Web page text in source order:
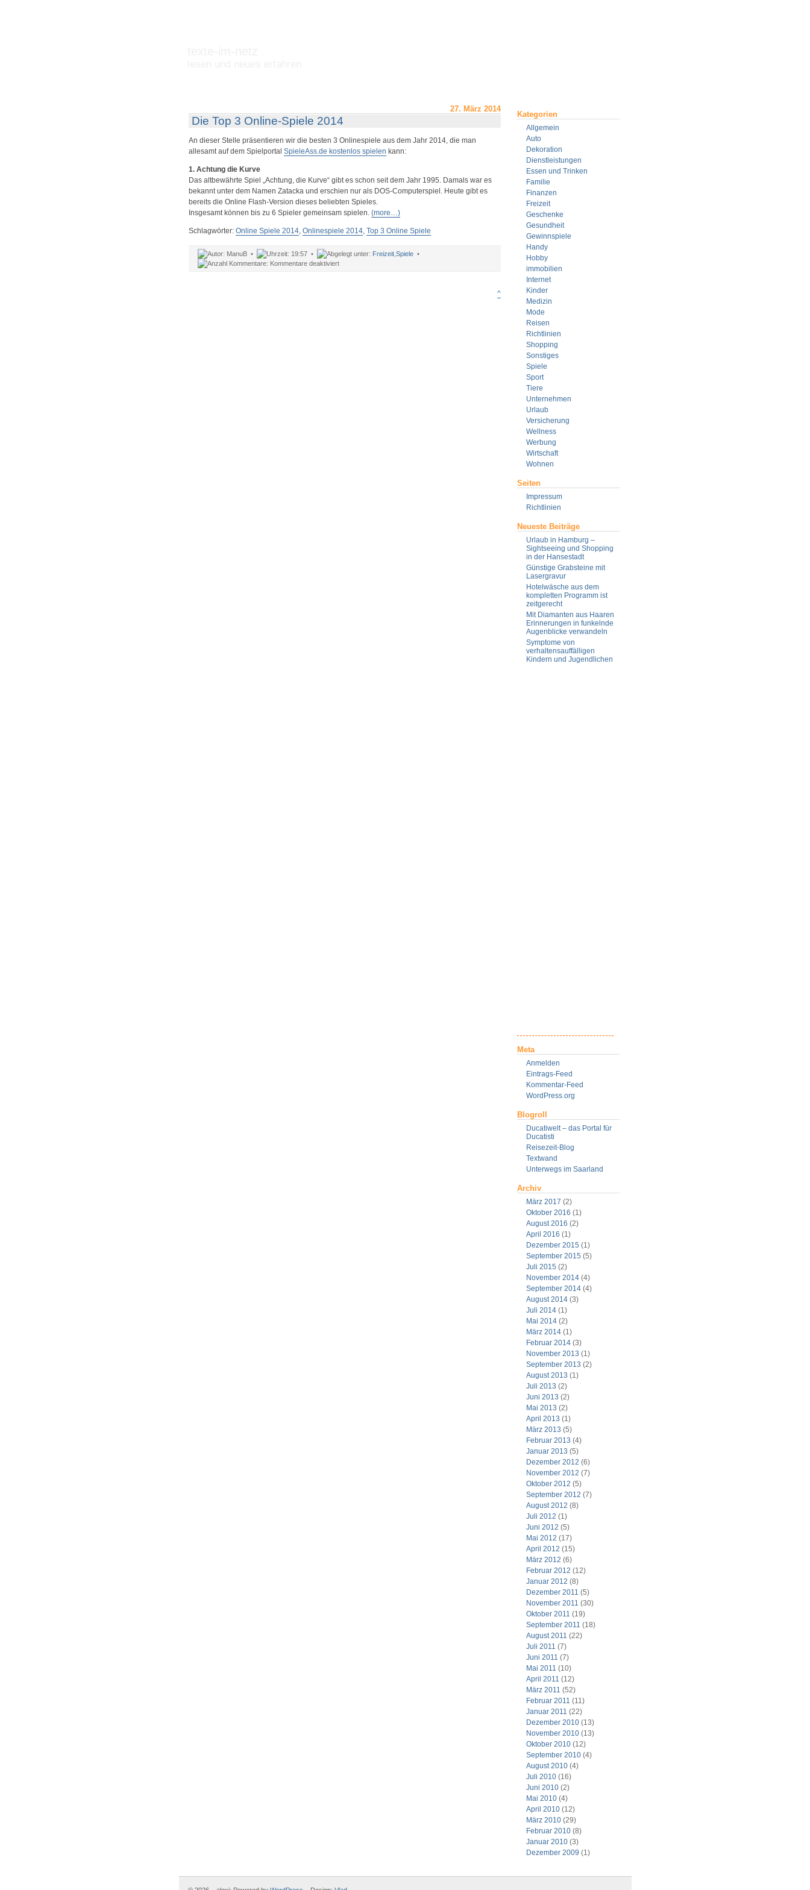
Kategorien
Allgemein
Auto
Dekoration
Dienstleistungen
Essen und Trinken
Familie
Finanzen
Freizeit
Geschenke
Gesundheit
Gewinnspiele
Handy
Hobby
immobilien
Internet
Kinder
Medizin
Mode
Reisen
Richtlinien
Shopping
Sonstiges
Spiele
Sport
Tiere
Unternehmen
Urlaub
Versicherung
Wellness
Werbung
Wirtschaft
Wohnen
Seiten
Impressum
Richtlinien
Neueste Beiträge
Urlaub in Hamburg –
Sightseeing und Shopping
in der Hansestadt
Günstige Grabsteine mit
Lasergravur
Hotelwäsche aus dem
kompletten Programm ist
zeitgerecht
Mit Diamanten aus Haaren
Erinnerungen in funkelnde
Augenblicke verwandeln
Symptome von
verhaltensauffälligen
Kindern und Jugendlichen
Meta
Anmelden
Eintrags-Feed
Kommentar-Feed
WordPress.org
Blogroll
Ducatiwelt – das Portal für
Ducatisti
Reisezeit-Blog
Textwand
Unterwegs im Saarland
Archiv
März 2017 (2)
Oktober 2016 (1)
August 2016 (2)
April 2016 (1)
Dezember 2015 (1)
September 2015 (5)
Juli 2015 (2)
November 2014(4)
September 2014(4)
August 2014(3)
Juli 2014(1)
Mai 2014(2)
März 2014(1)
Februar 2014(3)
November 2013 (1)
September 2013 (2)
August 2013 (1)
Juli 2013 (2)
Juni 2013 (2)
Mai 2013 (2)
April 2013 (1)
März 2013 (5)
Februar 2013 (4)
Januar 2013 (5)
Dezember 2012 (6)
November 2012 (7)
Oktober 2012 (5)
September 2012 (7)
August 2012 (8)
Juli 2012 (1)
Juni 2012 (5)
Mai 2012 (17)
April 2012 (15)
März 2012 (6)
Februar 2012 (12)
Januar 2012 (8)
Dezember 2011 (5)
November 2011 (30)
Oktober 2011 (19)
September 2011 (18)
August 2011 (22)
Juli 2011 (7)
Juni 2011 (7)
Mai 2011 (10)
April 2011 (12)
März 2011 (52)
Februar 2011 (11)
Januar 2011 (22)
Dezember 2010(13)
November 2010(13)
Oktober 2010(12)
September 2010(4)
August 2010(4)
Juli 2010(16)
Juni 2010(2)
Mai 2010(4)
April 2010(12)
März 2010(29)
Februar 2010(8)
Januar 2010(3)
Dezember 2009 (1)
27. März 2014
Die Top 3 Online-Spiele 2014
An dieser Stelle präsentieren wir die besten 3 Onlinespiele aus dem Jahr 2014, die man
allesamt auf dem Spielportal SpieleAss.de kostenlos spielen kann:
1. Achtung die Kurve
Das altbewährte Spiel „Achtung, die Kurve“ gibt es schon seit dem Jahr 1995. Damals war es
bekannt unter dem Namen Zatacka und erschien nur als DOS-Computerspiel. Heute gibt es
bereits die Online Flash-Version dieses beliebten Spieles.
Insgesamt können bis zu 6 Spieler gemeinsam spielen. (more…)
Schlagwörter: Online Spiele 2014, Onlinespiele 2014, Top 3 Online Spiele
ManuB • 19:57 • Freizeit, Spiele•
Kommentare deaktiviertfür
^